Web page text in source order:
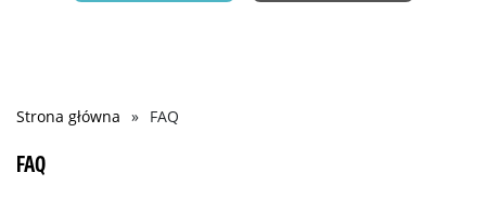
Ścieżka
nawigacyjna
Strona główna FAQ
FAQ